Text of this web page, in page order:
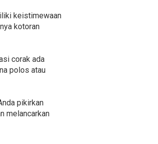
keistimewaan
kotoran
corak ada
polos atau
pikirkan
melancarkan